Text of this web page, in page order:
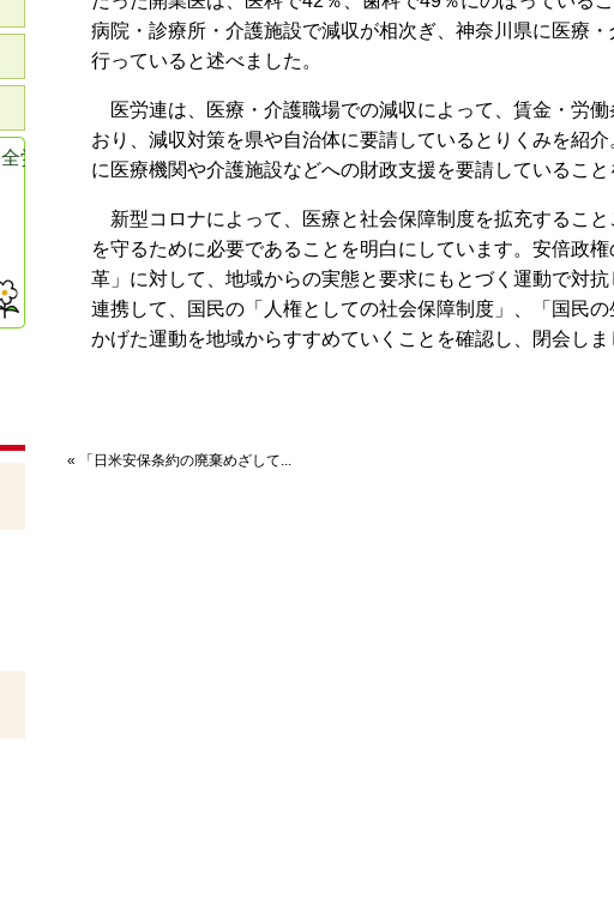
病院・診療所・介護施設で減収が相次ぎ、神奈川県に医療
行っていると述べました。
医労連は、医療・介護職場での減収によって、賃金・労働
おり、減収対策を県や自治体に要請しているとりくみを紹
に医療機関や介護施設などへの財政支援を要請していること
新型コロナによって、医療と社会保障制度を拡充するこ
を守るために必要であることを明白にしています。安倍政
革」に対して、地域からの実態と要求にもとづく運動で対
連携して、国民の「人権としての社会保障制度」、「国民
かげた運動を地域からすすめていくことを確認し、閉会しま
« 「日米安保条約の廃棄めざして...
全労連共済